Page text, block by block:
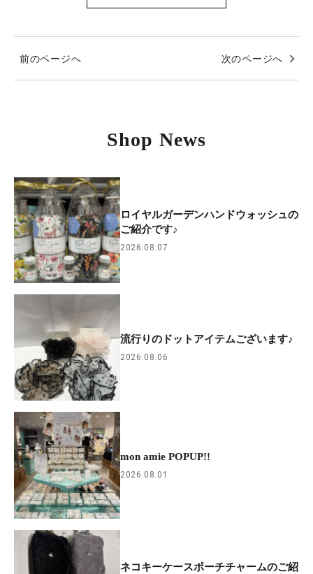
前のページへ 次のページへ
Shop News
ロイヤルガーデンハンドウォッシュの
ご紹介です♪
2026.08.07
流行りのドットアイテムございます♪
2026.08.06
mon amie POPUP!!
2026.08.01
ネコキーケースポーチチャームのご紹